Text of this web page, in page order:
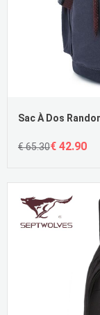
€ 65.30€ 42.90